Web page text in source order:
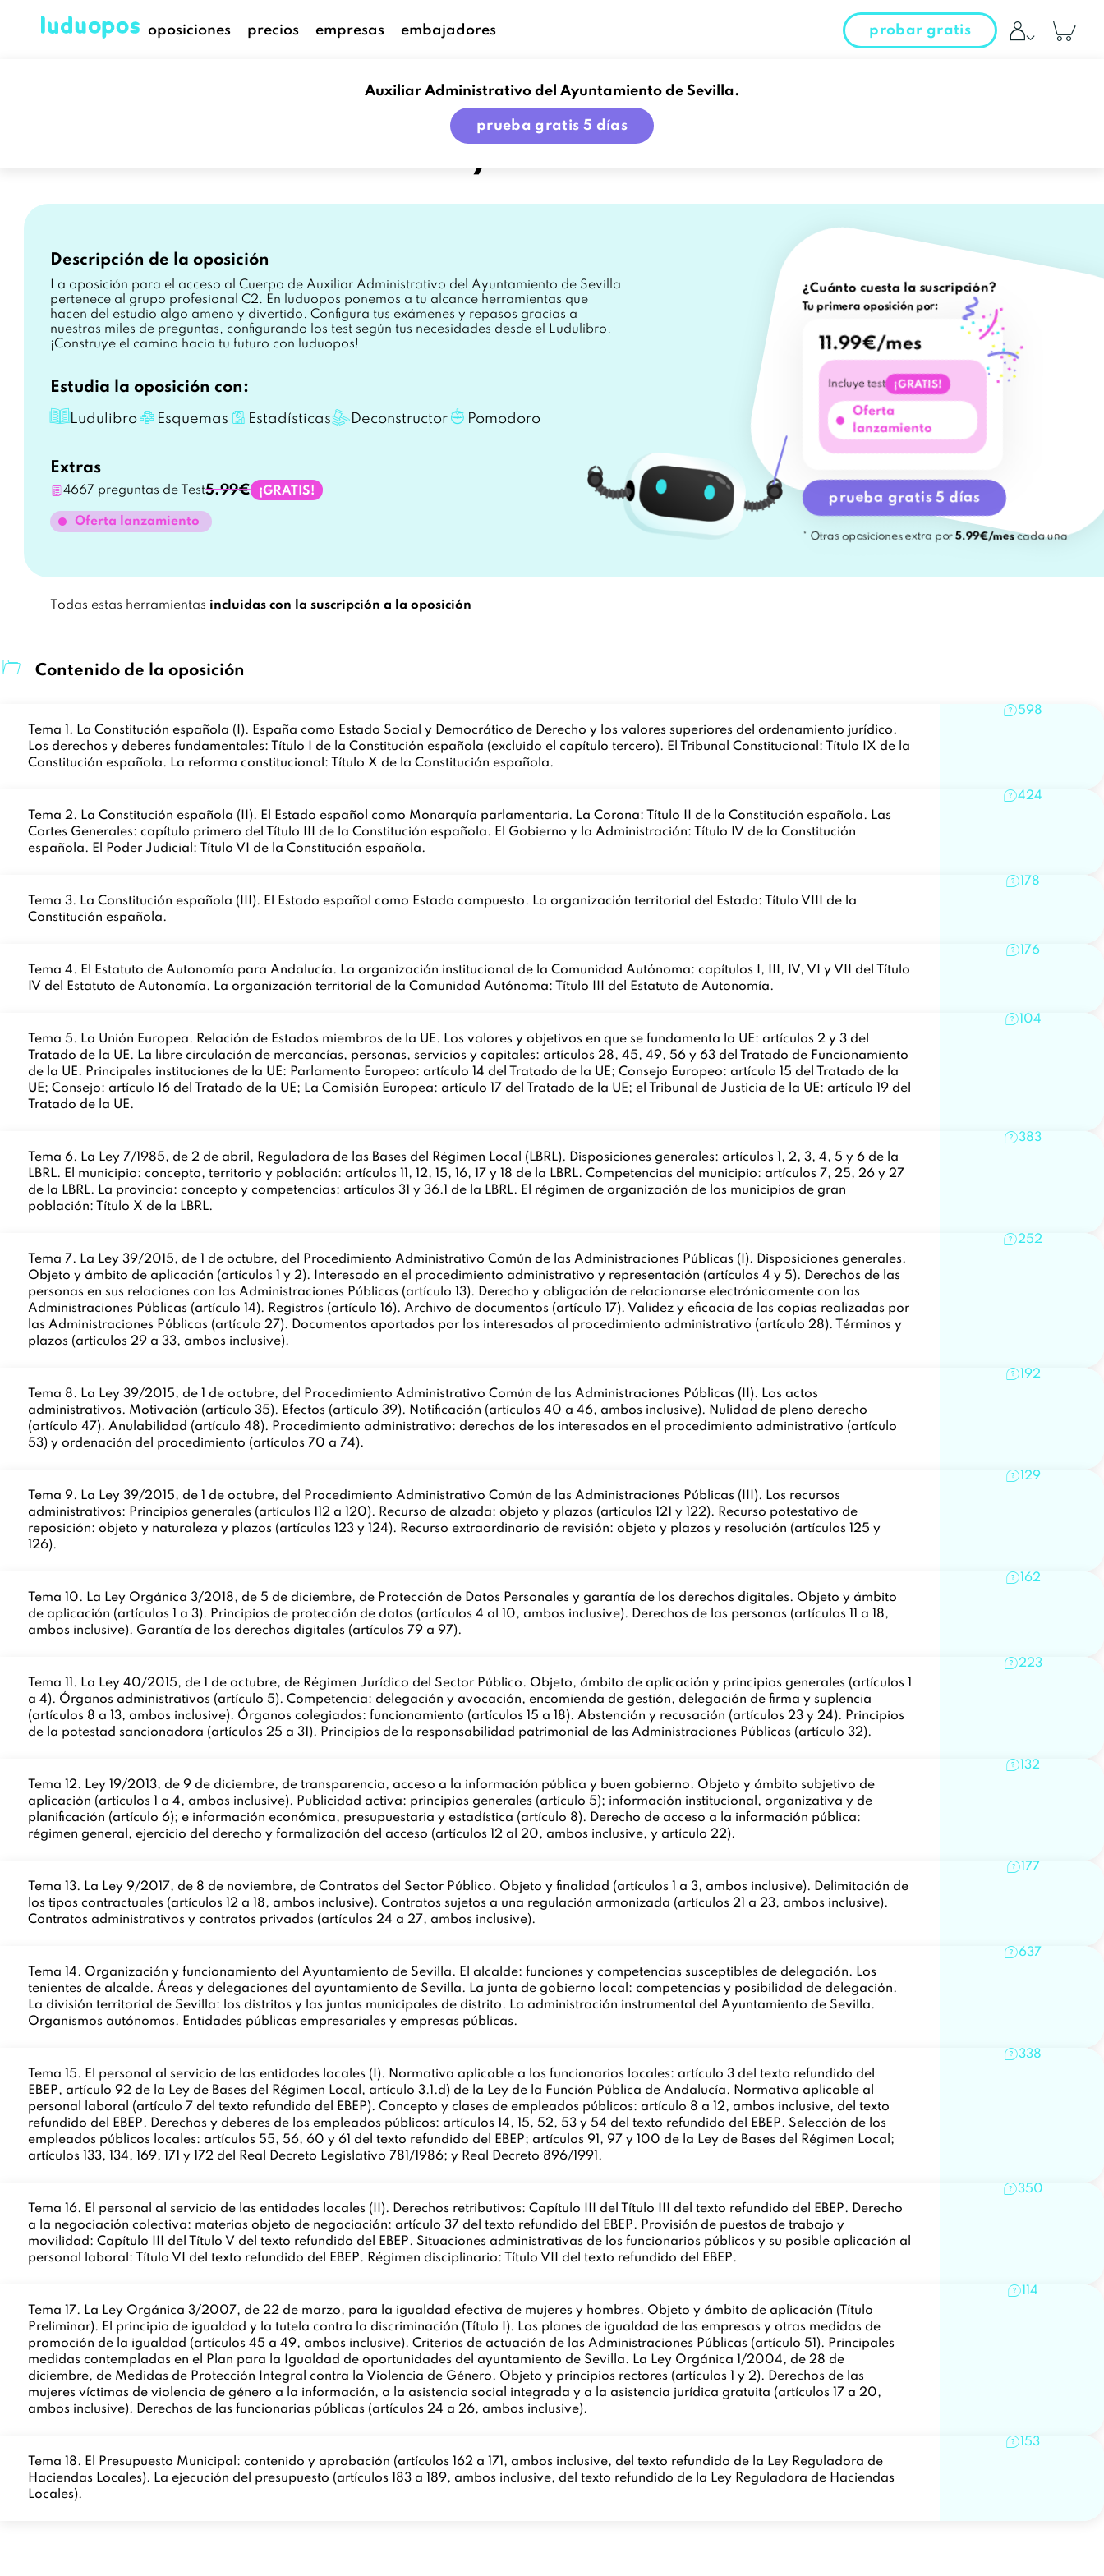
oposiciones precios empresas embajadores probar gratis
Auxiliar Administrativo del Ayuntamiento de Sevilla.
prueba gratis 5 días
Auxiliar Administrativo del Ayuntamiento de Sevilla.
Descripción de la oposición
La oposición para el acceso al Cuerpo de Auxiliar Administrativo del Ayuntamiento de Sevilla
pertenece al grupo profesional C2. En luduopos ponemos a tu alcance herramientas que
hacen del estudio algo ameno y divertido. Configura tus exámenes y repasos gracias a
nuestras miles de preguntas, configurando los test según tus necesidades desde el Ludulibro.
¡Construye el camino hacia tu futuro con luduopos!
Estudia la oposición con:
Ludulibro Esquemas Estadísticas Deconstructor Pomodoro
Extras
4667 preguntas de Test5.99€ ¡GRATIS!
Oferta lanzamiento
¿Cuánto cuesta la suscripción?
Tu primera oposición por:
11.99€/mes
Incluye test ¡GRATIS!
Oferta
lanzamiento
prueba gratis 5 días
* Otras oposiciones extra por 5.99€/mes cada una
Todas estas herramientas incluidas con la suscripción a la oposición
Contenido de la oposición
Tema 1. La Constitución española (I). España como Estado Social y Democrático de Derecho y los valores superiores del ordenamiento jurídico.
Los derechos y deberes fundamentales: Título I de la Constitución española (excluido el capítulo tercero). El Tribunal Constitucional: Título IX de la
Constitución española. La reforma constitucional: Título X de la Constitución española.
598
Tema 2. La Constitución española (II). El Estado español como Monarquía parlamentaria. La Corona: Título II de la Constitución española. Las
Cortes Generales: capítulo primero del Título III de la Constitución española. El Gobierno y la Administración: Título IV de la Constitución
española. El Poder Judicial: Título VI de la Constitución española.
424
Tema 3. La Constitución española (III). El Estado español como Estado compuesto. La organización territorial del Estado: Título VIII de la
Constitución española.
178
Tema 4. El Estatuto de Autonomía para Andalucía. La organización institucional de la Comunidad Autónoma: capítulos I, III, IV, VI y VII del Título
IV del Estatuto de Autonomía. La organización territorial de la Comunidad Autónoma: Título III del Estatuto de Autonomía.
176
Tema 5. La Unión Europea. Relación de Estados miembros de la UE. Los valores y objetivos en que se fundamenta la UE: artículos 2 y 3 del
Tratado de la UE. La libre circulación de mercancías, personas, servicios y capitales: artículos 28, 45, 49, 56 y 63 del Tratado de Funcionamiento
de la UE. Principales instituciones de la UE: Parlamento Europeo: artículo 14 del Tratado de la UE; Consejo Europeo: artículo 15 del Tratado de la
UE; Consejo: artículo 16 del Tratado de la UE; La Comisión Europea: artículo 17 del Tratado de la UE; el Tribunal de Justicia de la UE: artículo 19 del
Tratado de la UE.
104
Tema 6. La Ley 7/1985, de 2 de abril, Reguladora de las Bases del Régimen Local (LBRL). Disposiciones generales: artículos 1, 2, 3, 4, 5 y 6 de la
LBRL. El municipio: concepto, territorio y población: artículos 11, 12, 15, 16, 17 y 18 de la LBRL. Competencias del municipio: artículos 7, 25, 26 y 27
de la LBRL. La provincia: concepto y competencias: artículos 31 y 36.1 de la LBRL. El régimen de organización de los municipios de gran
población: Título X de la LBRL.
383
Tema 7. La Ley 39/2015, de 1 de octubre, del Procedimiento Administrativo Común de las Administraciones Públicas (I). Disposiciones generales.
Objeto y ámbito de aplicación (artículos 1 y 2). Interesado en el procedimiento administrativo y representación (artículos 4 y 5). Derechos de las
personas en sus relaciones con las Administraciones Públicas (artículo 13). Derecho y obligación de relacionarse electrónicamente con las
Administraciones Públicas (artículo 14). Registros (artículo 16). Archivo de documentos (artículo 17). Validez y eficacia de las copias realizadas por
las Administraciones Públicas (artículo 27). Documentos aportados por los interesados al procedimiento administrativo (artículo 28). Términos y
plazos (artículos 29 a 33, ambos inclusive).
252
Tema 8. La Ley 39/2015, de 1 de octubre, del Procedimiento Administrativo Común de las Administraciones Públicas (II). Los actos
administrativos. Motivación (artículo 35). Efectos (artículo 39). Notificación (artículos 40 a 46, ambos inclusive). Nulidad de pleno derecho
(artículo 47). Anulabilidad (artículo 48). Procedimiento administrativo: derechos de los interesados en el procedimiento administrativo (artículo
53) y ordenación del procedimiento (artículos 70 a 74).
192
Tema 9. La Ley 39/2015, de 1 de octubre, del Procedimiento Administrativo Común de las Administraciones Públicas (III). Los recursos
administrativos: Principios generales (artículos 112 a 120). Recurso de alzada: objeto y plazos (artículos 121 y 122). Recurso potestativo de
reposición: objeto y naturaleza y plazos (artículos 123 y 124). Recurso extraordinario de revisión: objeto y plazos y resolución (artículos 125 y
126).
129
Tema 10. La Ley Orgánica 3/2018, de 5 de diciembre, de Protección de Datos Personales y garantía de los derechos digitales. Objeto y ámbito
de aplicación (artículos 1 a 3). Principios de protección de datos (artículos 4 al 10, ambos inclusive). Derechos de las personas (artículos 11 a 18,
ambos inclusive). Garantía de los derechos digitales (artículos 79 a 97).
162
Tema 11. La Ley 40/2015, de 1 de octubre, de Régimen Jurídico del Sector Público. Objeto, ámbito de aplicación y principios generales (artículos 1
a 4). Órganos administrativos (artículo 5). Competencia: delegación y avocación, encomienda de gestión, delegación de firma y suplencia
(artículos 8 a 13, ambos inclusive). Órganos colegiados: funcionamiento (artículos 15 a 18). Abstención y recusación (artículos 23 y 24). Principios
de la potestad sancionadora (artículos 25 a 31). Principios de la responsabilidad patrimonial de las Administraciones Públicas (artículo 32).
223
Tema 12. Ley 19/2013, de 9 de diciembre, de transparencia, acceso a la información pública y buen gobierno. Objeto y ámbito subjetivo de
aplicación (artículos 1 a 4, ambos inclusive). Publicidad activa: principios generales (artículo 5); información institucional, organizativa y de
planificación (artículo 6); e información económica, presupuestaria y estadística (artículo 8). Derecho de acceso a la información pública:
régimen general, ejercicio del derecho y formalización del acceso (artículos 12 al 20, ambos inclusive, y artículo 22).
132
Tema 13. La Ley 9/2017, de 8 de noviembre, de Contratos del Sector Público. Objeto y finalidad (artículos 1 a 3, ambos inclusive). Delimitación de
los tipos contractuales (artículos 12 a 18, ambos inclusive). Contratos sujetos a una regulación armonizada (artículos 21 a 23, ambos inclusive).
Contratos administrativos y contratos privados (artículos 24 a 27, ambos inclusive).
177
Tema 14. Organización y funcionamiento del Ayuntamiento de Sevilla. El alcalde: funciones y competencias susceptibles de delegación. Los
tenientes de alcalde. Áreas y delegaciones del ayuntamiento de Sevilla. La junta de gobierno local: competencias y posibilidad de delegación.
La división territorial de Sevilla: los distritos y las juntas municipales de distrito. La administración instrumental del Ayuntamiento de Sevilla.
Organismos autónomos. Entidades públicas empresariales y empresas públicas.
637
Tema 15. El personal al servicio de las entidades locales (I). Normativa aplicable a los funcionarios locales: artículo 3 del texto refundido del
EBEP, artículo 92 de la Ley de Bases del Régimen Local, artículo 3.1.d) de la Ley de la Función Pública de Andalucía. Normativa aplicable al
personal laboral (artículo 7 del texto refundido del EBEP). Concepto y clases de empleados públicos: artículo 8 a 12, ambos inclusive, del texto
refundido del EBEP. Derechos y deberes de los empleados públicos: artículos 14, 15, 52, 53 y 54 del texto refundido del EBEP. Selección de los
empleados públicos locales: artículos 55, 56, 60 y 61 del texto refundido del EBEP; artículos 91, 97 y 100 de la Ley de Bases del Régimen Local;
artículos 133, 134, 169, 171 y 172 del Real Decreto Legislativo 781/1986; y Real Decreto 896/1991.
338
Tema 16. El personal al servicio de las entidades locales (II). Derechos retributivos: Capítulo III del Título III del texto refundido del EBEP. Derecho
a la negociación colectiva: materias objeto de negociación: artículo 37 del texto refundido del EBEP. Provisión de puestos de trabajo y
movilidad: Capítulo III del Título V del texto refundido del EBEP. Situaciones administrativas de los funcionarios públicos y su posible aplicación al
personal laboral: Título VI del texto refundido del EBEP. Régimen disciplinario: Título VII del texto refundido del EBEP.
350
Tema 17. La Ley Orgánica 3/2007, de 22 de marzo, para la igualdad efectiva de mujeres y hombres. Objeto y ámbito de aplicación (Título
Preliminar). El principio de igualdad y la tutela contra la discriminación (Título I). Los planes de igualdad de las empresas y otras medidas de
promoción de la igualdad (artículos 45 a 49, ambos inclusive). Criterios de actuación de las Administraciones Públicas (artículo 51). Principales
medidas contempladas en el Plan para la Igualdad de oportunidades del ayuntamiento de Sevilla. La Ley Orgánica 1/2004, de 28 de
diciembre, de Medidas de Protección Integral contra la Violencia de Género. Objeto y principios rectores (artículos 1 y 2). Derechos de las
mujeres víctimas de violencia de género a la información, a la asistencia social integrada y a la asistencia jurídica gratuita (artículos 17 a 20,
ambos inclusive). Derechos de las funcionarias públicas (artículos 24 a 26, ambos inclusive).
114
Tema 18. El Presupuesto Municipal: contenido y aprobación (artículos 162 a 171, ambos inclusive, del texto refundido de la Ley Reguladora de
Haciendas Locales). La ejecución del presupuesto (artículos 183 a 189, ambos inclusive, del texto refundido de la Ley Reguladora de Haciendas
Locales).
153